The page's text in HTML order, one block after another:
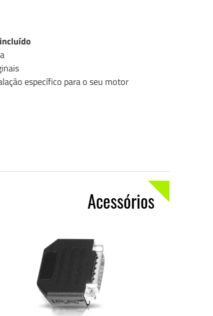
específico para o seu motor
Acessórios